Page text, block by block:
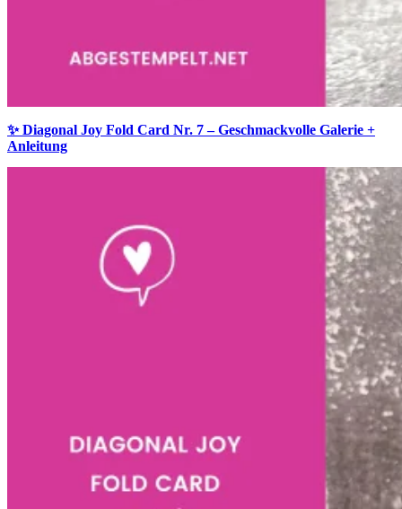
✨ Diagonal Joy Fold Card Nr. 7 – Geschmackvolle Galerie +
Anleitung